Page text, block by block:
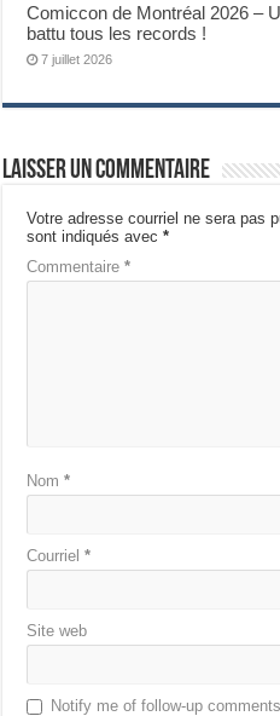
Comiccon de Montréal 2026 –
battu tous les records !
7 juillet 2026
Laisser un commentaire
Votre adresse courriel ne sera pas
sont indiqués avec*
Commentaire*
Nom*
Courriel*
Site web
Notify me of follow-up